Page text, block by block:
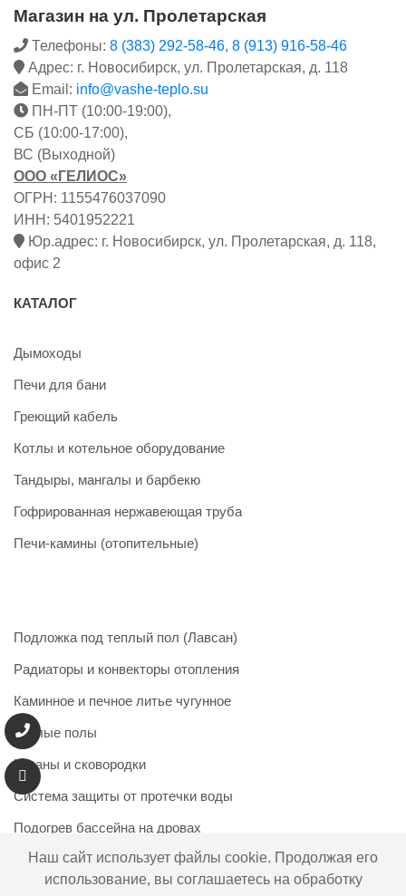
Магазин на ул. Пролетарская
Телефоны: 8 (383) 292-58-46, 8 (913) 916-58-46
Адрес: г. Новосибирск, ул. Пролетарская, д. 118
Email: info@vashe-teplo.su
ПН-ПТ (10:00-19:00),
СБ (10:00-17:00),
ВС (Выходной)
ООО «ГЕЛИОС»
ОГРН: 1155476037090
ИНН: 5401952221
Юр.адрес: г. Новосибирск, ул. Пролетарская, д. 118,
офис 2
КАТАЛОГ
Дымоходы
Печи для бани
Греющий кабель
Котлы и котельное оборудование
Тандыры, мангалы и барбекю
Гофрированная нержавеющая труба
Печи-камины (отопительные)
Подложка под теплый пол (Лавсан)
Радиаторы и конвекторы отопления
Каминное и печное литье чугунное
Теплые полы
Казаны и сковородки
Система защиты от протечки воды
Подогрев бассейна на дровах
Наш сайт использует файлы cookie. Продолжая его
использование, вы соглашаетесь на обработку